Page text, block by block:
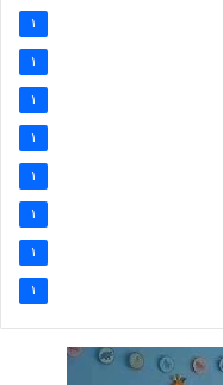
1
1
1
1
1
1
1
1